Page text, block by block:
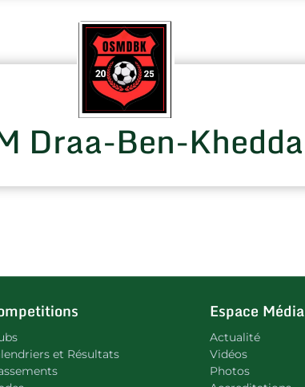
Draa-Ben-Khedda
et Résultats
Espace Média
Actualité
Vidéos
Photos